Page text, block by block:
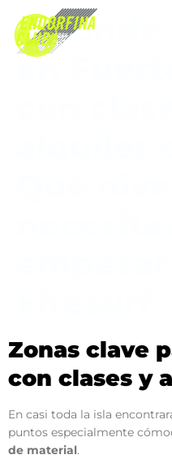
¿Dónde
en
Zonas clave
con clases y
En casi toda la isla
puntos especialmente
de material.